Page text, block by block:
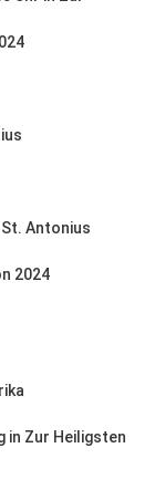
Antonius
2024
in Zur Heiligsten